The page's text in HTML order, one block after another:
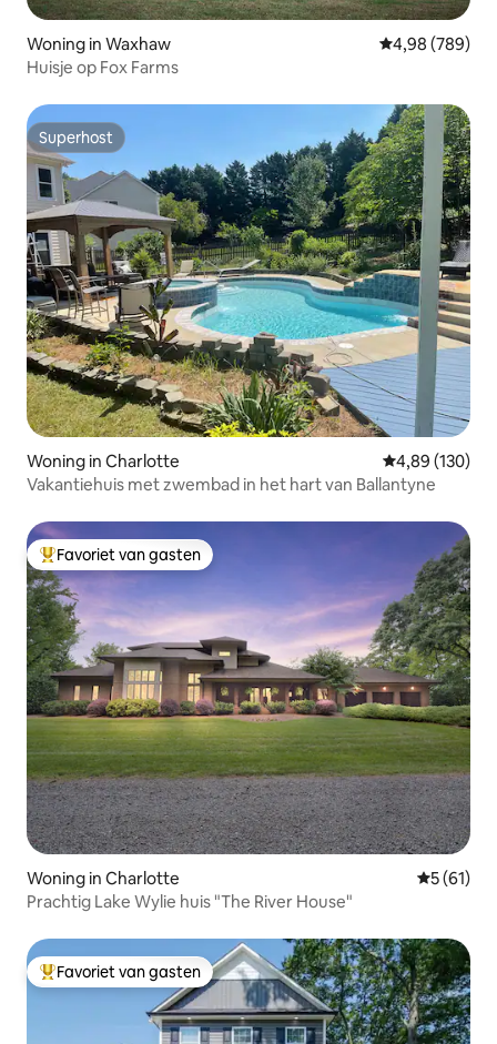
Woning in Waxhaw Gemiddelde
4,98 (789)
Huisje op Fox Farms
Superhost
Superhost
Woning in Charlotte Gemiddelde
4,89 (130)
Vakantiehuis met zwembad in het hart van Ballantyne
Topfavoriet van gasten
Favoriet van gasten
Woning in Charlotte
5 (61)
Prachtig Lake Wylie huis "The River House"
Topfavoriet van gasten
Favoriet van gasten